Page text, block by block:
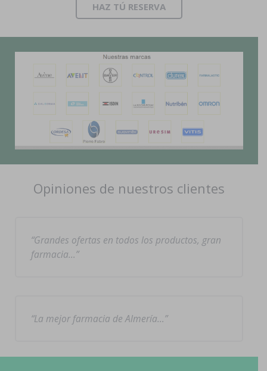
HAZ TÚ RESERVA
Opiniones de nuestros clientes
Grandes ofertas en todos los productos, gran
farmacia…
La mejor farmacia de Almería…